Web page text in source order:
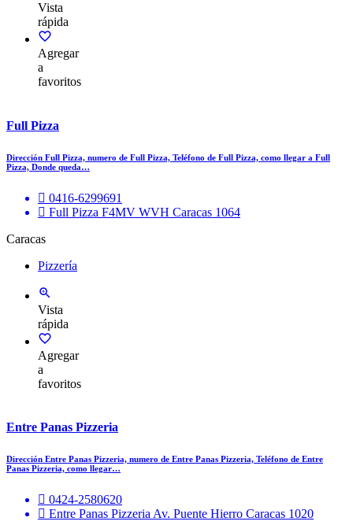
Vista
rápida
Agregar
a
favoritos
Full Pizza
Dirección Full Pizza, numero de Full Pizza, Teléfono de Full Pizza, como llegar a Full
Pizza, Donde queda…
0416-6299691
Full Pizza F4MV WVH Caracas 1064
Caracas
Pizzería
Vista
rápida
Agregar
a
favoritos
Entre Panas Pizzeria
Dirección Entre Panas Pizzeria, numero de Entre Panas Pizzeria, Teléfono de Entre
Panas Pizzeria, como llegar…
0424-2580620
Entre Panas Pizzeria Av. Puente Hierro Caracas 1020